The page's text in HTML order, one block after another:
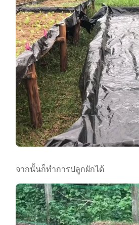
จากนั้นก็ทำการปลูกผักได้